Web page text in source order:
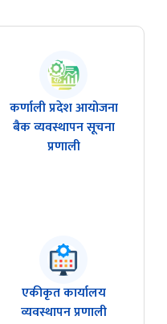
कर्णाली प्रदेश आयोजना
बै‌क व्यवस्थापन सूचना
प्रणाली
एकीकृत कार्यालय
व्यवस्थापन प्रणाली